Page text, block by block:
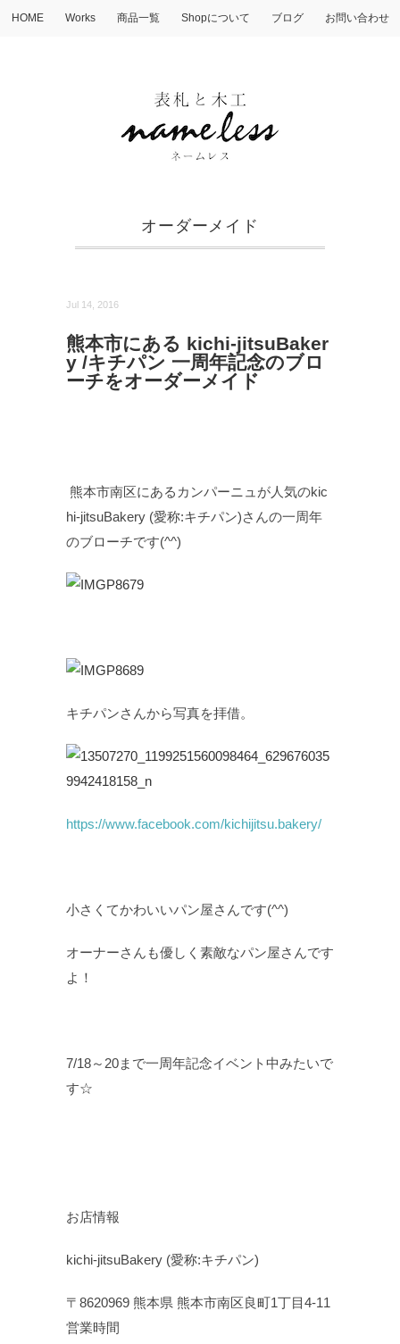
HOME Works 商品一覧 Shopについて ブログ お問い合わせ
オーダーメイド
Jul 14, 2016
熊本市にある kichi-jitsuBaker
y /キチパン 一周年記念のブロ
ーチをオーダーメイド
熊本市南区にあるカンパーニュが人気のkic
hi-jitsuBakery (愛称:キチパン)さんの一周年
のブローチです(^^)
キチパンさんから写真を拝借。
https://www.facebook.com/kichijitsu.bakery/
小さくてかわいいパン屋さんです(^^)
オーナーさんも優しく素敵なパン屋さんです
よ！
7/18～20まで一周年記念イベント中みたいで
す☆
お店情報
kichi-jitsuBakery (愛称:キチパン)
〒8620969 熊本県 熊本市南区良町1丁目4-11
営業時間